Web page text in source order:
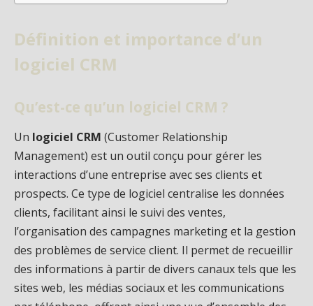
Définition et importance d’un
logiciel CRM
Qu’est-ce qu’un logiciel CRM ?
Un logiciel CRM (Customer Relationship
Management) est un outil conçu pour gérer les
interactions d’une entreprise avec ses clients et
prospects. Ce type de logiciel centralise les données
clients, facilitant ainsi le suivi des ventes,
l’organisation des campagnes marketing et la gestion
des problèmes de service client. Il permet de recueillir
des informations à partir de divers canaux tels que les
sites web, les médias sociaux et les communications